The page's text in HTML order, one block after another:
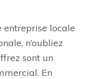
entreprise locale
n’oubliez
sont un
En